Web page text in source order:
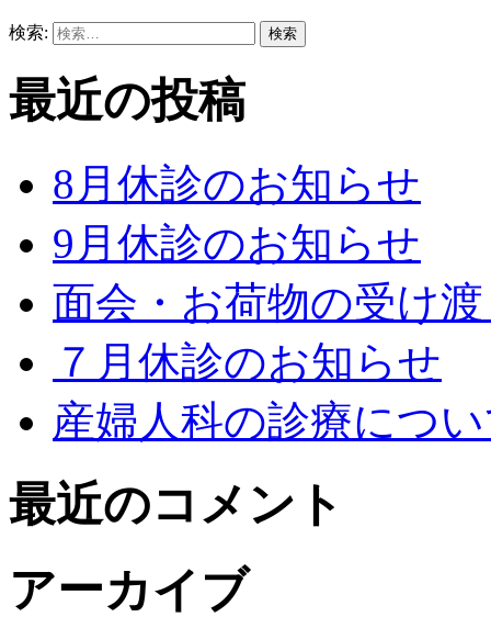
検索:
最近の投稿
8月休診のお知らせ
9月休診のお知らせ
面会・お荷物の受け
７月休診のお知らせ
産婦人科の診療につ
最近のコメント
アーカイブ